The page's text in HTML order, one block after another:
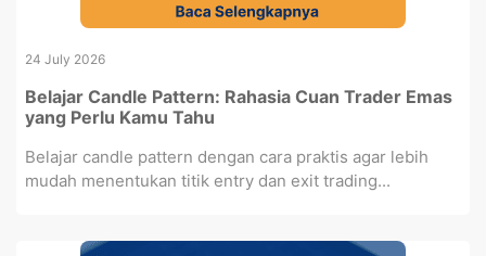
24 July 2026
Belajar Candle Pattern: Rahasia Cuan Trader Emas
yang Perlu Kamu Tahu
Belajar candle pattern dengan cara praktis agar lebih
mudah menentukan titik entry dan exit trading...